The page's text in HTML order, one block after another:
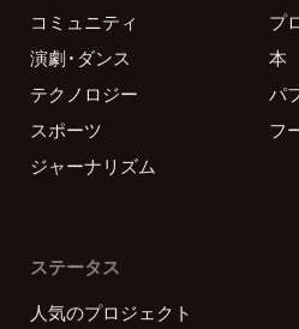
コミュニティ
プ
演劇・ダンス
本
テクノロジー
パ
スポーツ
フ
ジャーナリズム
ステータス
人気のプロジェクト